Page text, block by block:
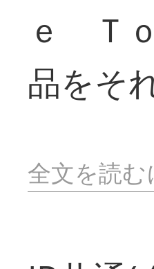
ｅ Ｔ
品をそ
全文を読